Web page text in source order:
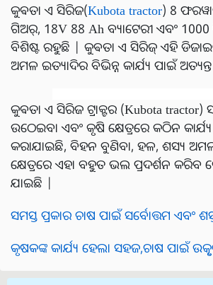
କୁଵତା ଏ ସିରିଜ(Kubota tractor) 8
ଗିଅର୍, 18V 88 Ah ବ୍ୟାଟେରୀ ଏବଂ 1000
ବିଶିଷ୍ଟ ରହୁଛି | କୁଵତା ଏ ସିରିଜ୍ ଏହି ଡିଜାଇନ
ଅମଳ ଇତ୍ୟାଦିର ବିଭିନ୍ନ କାର୍ଯ୍ୟ ପାଇଁ
କୁଵତା ଏ ସିରିଜ ଟ୍ରାକ୍ଟର (Kubota tractor)
ଉଠେଇବା ଏବଂ କୃଷି କ୍ଷେତ୍ରରେ କଠିନ
କରାଯାଇଛି, ବିହନ ବୁଣିବା, ହଳ, ଶସ୍ୟ
କ୍ଷେତ୍ରରେ ଏହା ବହୁତ ଭଲ ପ୍ରଦର୍ଶନ କରିବ
ଯାଇଛି |
ସମସ୍ତ ପ୍ରକାର ଚାଷ ପାଇଁ ସର୍ବୋତ୍ତମ ଏବଂ
କୃଷକଙ୍କ କାର୍ଯ୍ୟ ହେଲା ସହଜ,ଚାଷ ପାଇଁ